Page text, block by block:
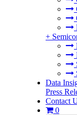
+
Data
Press
Contact
0